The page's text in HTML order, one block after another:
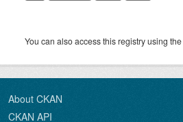
You can also access this registry using the
About CKAN
CKAN API